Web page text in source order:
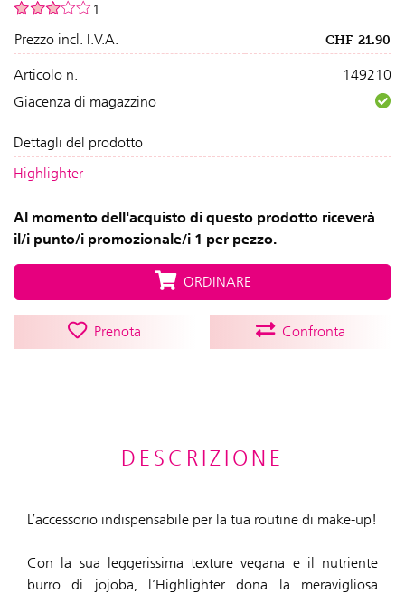
1
Prezzo incl. I.V.A.
CHF 21.90
Articolo n.
149210
Giacenza di magazzino
Dettagli del prodotto
Highlighter
Al momento dell'acquisto di questo prodotto riceverà
il/i punto/i promozionale/i 1 per pezzo.
ORDINARE
Prenota Confronta
DESCRIZIONE
L’accessorio indispensabile per la tua routine di make-up!
Con la sua leggerissima texture vegana e il nutriente
burro di jojoba, l’Highlighter dona la meravigliosa